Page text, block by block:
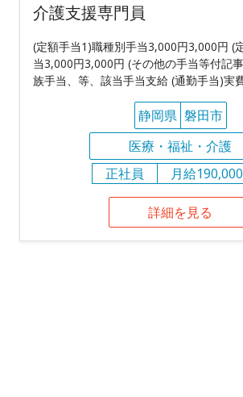
介護支援専門員
(定額手当1)職種別手当3,000円3,000円 (
当3,000円3,000円 (その他の手当等付記
族手当、等、該当手当支給 (通勤手当)実
静岡県 磐田市
医療・福祉・介護
正社員
月給
詳細を見る